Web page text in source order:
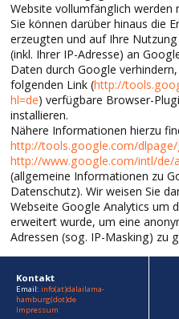
Website vollumfänglich werden
Sie können darüber hinaus die
erzeugten und auf Ihre
(inkl. Ihrer IP-Adresse) an
Daten durch Google
folgenden Link (http://
hl=de) verfügbare Browser-
installieren.
Nähere Informationen hierzu
http://tools.google.com/
http://www.google.com/intl/de/
(allgemeine Informationen zu
Datenschutz). Wir weisen Sie
Webseite Google Analytics um
erweitert wurde, um eine
Adressen (sog. IP-Masking) zu
Kontakt
Email: info(at)dalailama-
hamburg(dot)de
Impressum